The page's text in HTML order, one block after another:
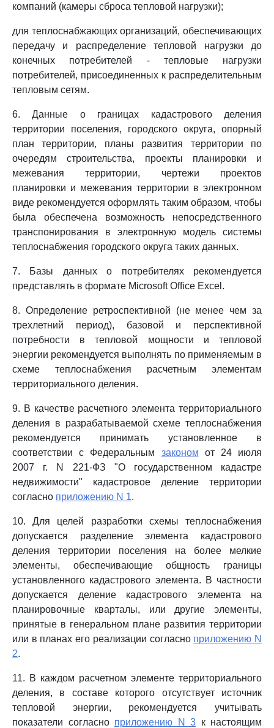
компаний (камеры сброса тепловой нагрузки);
для теплоснабжающих организаций, обеспечивающих
передачу и распределение тепловой нагрузки до
конечных потребителей - тепловые нагрузки
потребителей, присоединенных к распределительным
тепловым сетям.
6. Данные о границах кадастрового деления
территории поселения, городского округа, опорный
план территории, планы развития территории по
очередям строительства, проекты планировки и
межевания территории, чертежи проектов
планировки и межевания территории в электронном
виде рекомендуется оформлять таким образом, чтобы
была обеспечена возможность непосредственного
транспонирования в электронную модель системы
теплоснабжения городского округа таких данных.
7. Базы данных о потребителях рекомендуется
представлять в формате Microsoft Office Excel.
8. Определение ретроспективной (не менее чем за
трехлетний период), базовой и перспективной
потребности в тепловой мощности и тепловой
энергии рекомендуется выполнять по применяемым в
схеме теплоснабжения расчетным элементам
территориального деления.
9. В качестве расчетного элемента территориального
деления в разрабатываемой схеме теплоснабжения
рекомендуется принимать установленное в
соответствии с Федеральным законом от 24 июля
2007 г. N 221-ФЗ "О государственном кадастре
недвижимости" кадастровое деление территории
согласно приложению N 1.
10. Для целей разработки схемы теплоснабжения
допускается разделение элемента кадастрового
деления территории поселения на более мелкие
элементы, обеспечивающие общность границы
установленного кадастрового элемента. В частности
допускается деление кадастрового элемента на
планировочные кварталы, или другие элементы,
принятые в генеральном плане развития территории
или в планах его реализации согласно приложению N
2.
11. В каждом расчетном элементе территориального
деления, в составе которого отсутствует источник
тепловой энергии, рекомендуется учитывать
показатели согласно приложению N 3 к настоящим